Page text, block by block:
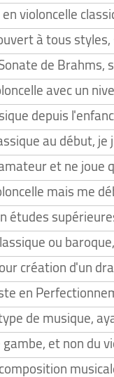
violoncelle
à tous
de Brahms,
avec un
depuis
au début,
et ne
mais me
études
ou
création d'un
en
de musique,
gambe, et non du